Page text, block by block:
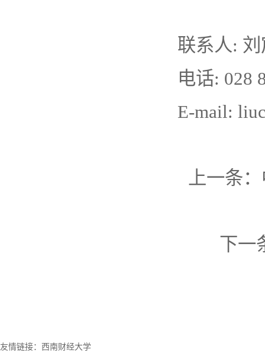
联系人:
电话: 028
E-mail:
上一条：
下一
友情链接： 西南财经大学